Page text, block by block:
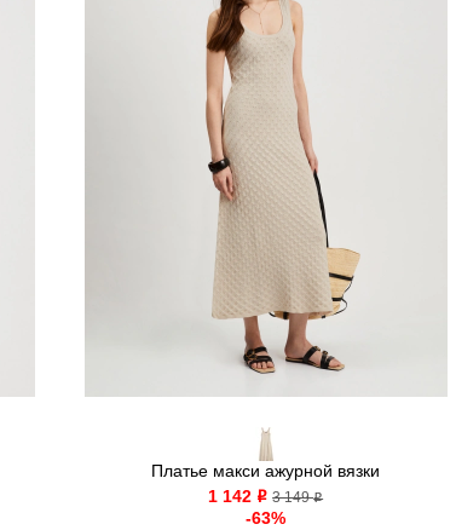
Платье макси ажурной вязки
1 142 o 3 149o
-63%